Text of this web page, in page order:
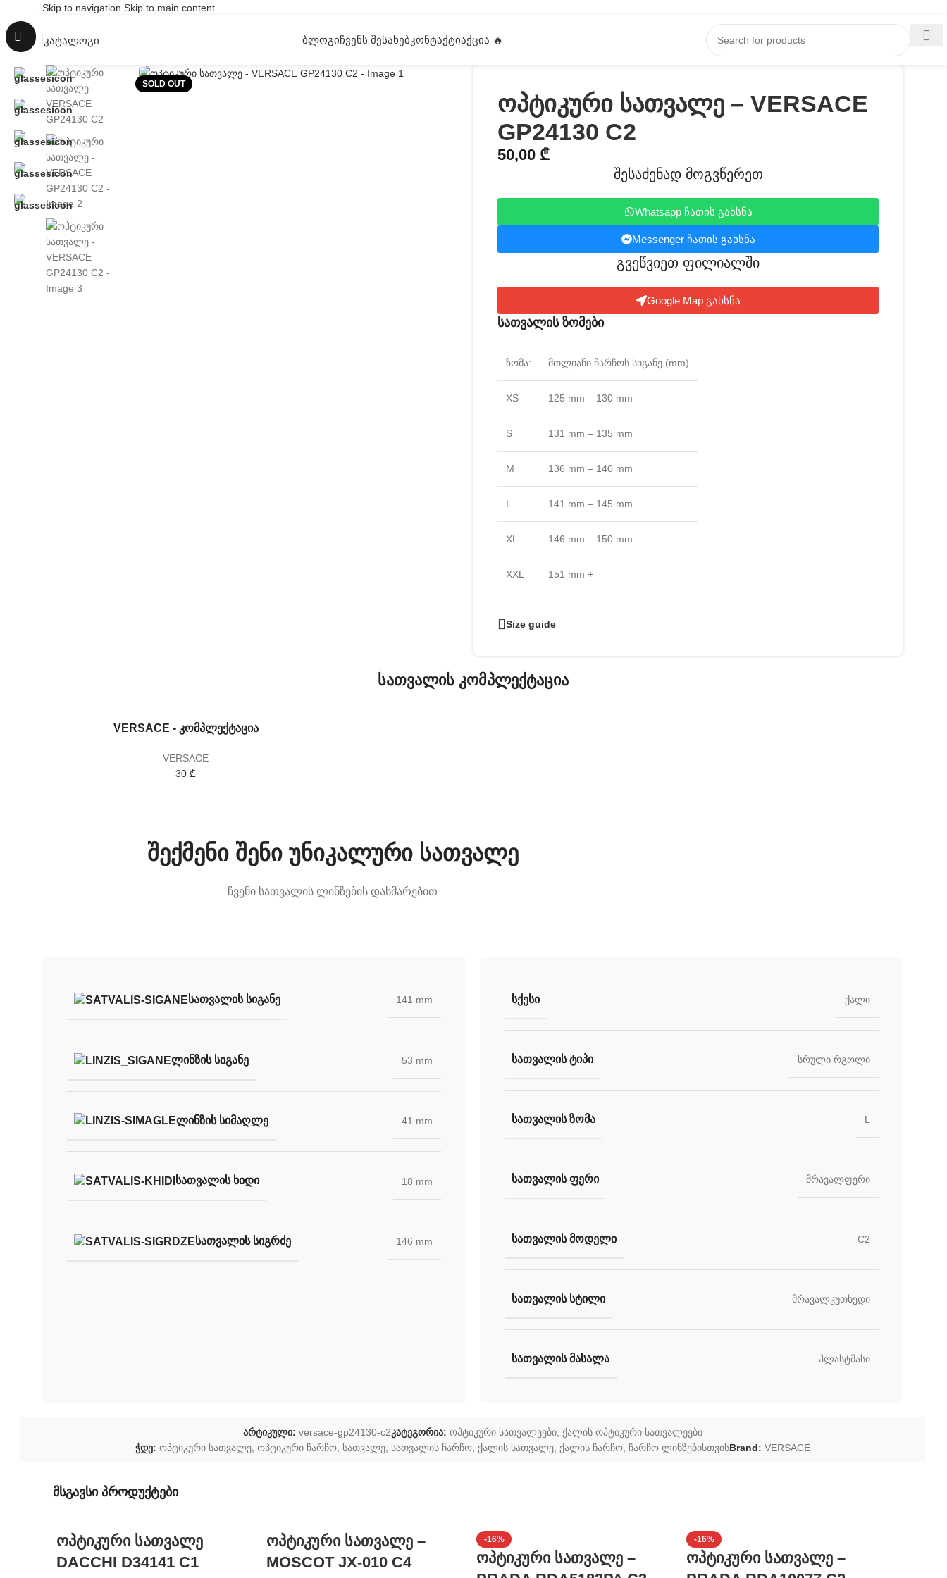
Skip to navigation Skip to main content
ᲙᲐᲢᲐᲚᲝᲒᲘ ᲑᲚᲝᲒᲘᲩᲕᲔᲜᲡ ᲨᲔᲡᲐᲮᲔᲑᲙᲝᲜᲢᲐᲥᲢᲘᲐᲥᲪᲘᲐ 🔥
SOLD OUT
ოპტიკური სათვალე – VERSACE
GP24130 C2
50,00 ₾
შესაძენად მოგვწერეთ
Whatsapp ჩათის გახსნა
Messenger ჩათის გახსნა
გვეწვიეთ ფილიალში​
Google Map გახსნა
სათვალის ზომები
ზომა: მთლიანი ჩარჩოს სიგანე (mm)
XS 125 mm – 130 mm
S 131 mm – 135 mm
M 136 mm – 140 mm
L 141 mm – 145 mm
XL 146 mm – 150 mm
XXL 151 mm +
Size guide
სათვალის კომპლექტაცია
VERSACE - კომპლექტაცია
VERSACE
30 ₾
შექმენი შენი უნიკალური სათვალე
ჩვენი სათვალის ლინზების დახმარებით
ᲡᲐᲗᲕᲐᲚᲘᲡ ᲡᲘᲒᲐᲜᲔ 141 mm
ᲚᲘᲜᲖᲘᲡ ᲡᲘᲒᲐᲜᲔ 53 mm
ᲚᲘᲜᲖᲘᲡ ᲡᲘᲛᲐᲦᲚᲔ 41 mm
ᲡᲐᲗᲕᲐᲚᲘᲡ ᲮᲘᲓᲘ 18 mm
ᲡᲐᲗᲕᲐᲚᲘᲡ ᲡᲘᲒᲠᲫᲔ 146 mm
ᲡᲥᲔᲡᲘ ქალი
ᲡᲐᲗᲕᲐᲚᲘᲡ ᲢᲘᲞᲘ სრული რგოლი
ᲡᲐᲗᲕᲐᲚᲘᲡ ᲖᲝᲛᲐ L
ᲡᲐᲗᲕᲐᲚᲘᲡ ᲤᲔᲠᲘ მრავალფერი
ᲡᲐᲗᲕᲐᲚᲘᲡ ᲛᲝᲓᲔᲚᲘ C2
ᲡᲐᲗᲕᲐᲚᲘᲡ ᲡᲢᲘᲚᲘ მრავალკუთხედი
ᲡᲐᲗᲕᲐᲚᲘᲡ ᲛᲐᲡᲐᲚᲐ პლასტმასი
არტიკული: versace-gp24130-c2კატეგორია: ოპტიკური სათვალეები ქალის ოპტიკური სათვალეები
ჭდე: ოპტიკური სათვალე ოპტიკური ჩარჩო სათვალე სათვალის ჩარჩო ქალის სათვალე ქალის ჩარჩო ჩარჩო ლინზებისთვისBrand: VERSACE
მსგავსი პროდუქტები
ოპტიკური სათვალე
DACCHI D34141 C1
ოპტიკური სათვალე –
MOSCOT JX-010 C4
-16%
ოპტიკური სათვალე –
-16%
ოპტიკური სათვალე –